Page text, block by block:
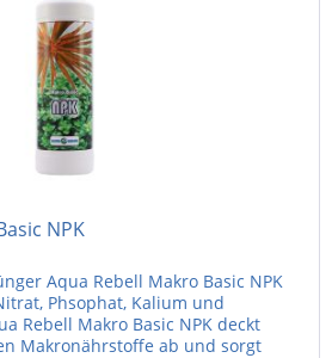
NPK
Aqua Rebell Makro Basic NPK
Phsophat, Kalium und
Rebell Makro Basic NPK deckt
Makronährstoffe ab und sorgt